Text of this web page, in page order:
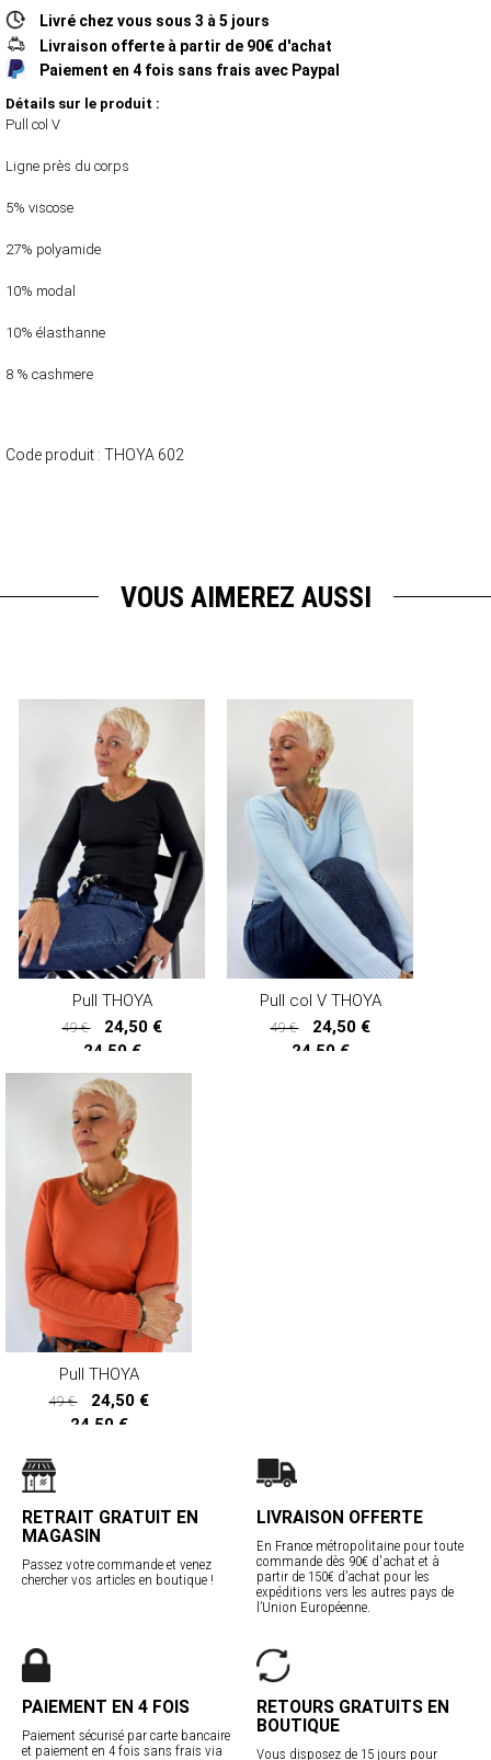
Livré chez vous sous 3 à 5 jours
Livraison offerte à partir de 90€ d'achat
Paiement en 4 fois sans frais avec Paypal
Détails sur le produit :
Pull col V
Ligne près du corps
5% viscose
27% polyamide
10% modal
10% élasthanne
8 % cashmere
Code produit : THOYA 602
VOUS AIMEREZ AUSSI
Pull THOYA
49 €
24,50 €
24,50 €
Pull col V THOYA
49 €
24,50 €
24,50 €
Pull THOYA
49 €
24,50 €
24,50 €
RETRAIT GRATUIT EN
MAGASIN
Passez votre commande et venez
chercher vos articles en boutique !
LIVRAISON OFFERTE
En France métropolitaine pour toute
commande dès 90€ d'achat et à
partir de 150€ d’achat pour les
expéditions vers les autres pays de
l’Union Européenne.
PAIEMENT EN 4 FOIS
Paiement sécurisé par carte bancaire
et paiement en 4 fois sans frais via
RETOURS GRATUITS EN
BOUTIQUE
Vous disposez de 15 jours pour